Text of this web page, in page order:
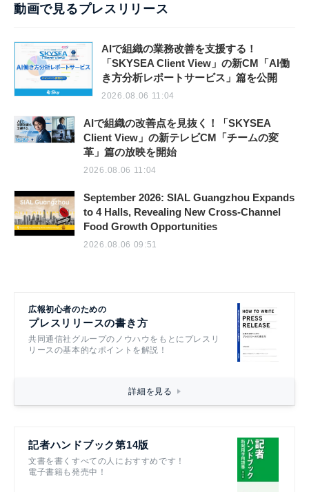
動画で見るプレスリリース
AIで組織の業務改善を支援する！
「SKYSEA Client View」の新CM「AI働
き方分析レポートサービス」篇を公開
2026.08.06 11:04
AIで組織の改善点を見抜く！「SKYSEA
Client View」の新テレビCM「チームの変
革」篇の放映を開始
2026.08.06 11:04
September 2026: SIAL Guangzhou Expands
to 4 Halls, Revealing New Cross-Channel
Food Growth Opportunities
2026.08.06 09:51
広報初心者のための
プレスリリースの書き方
共同通信社グループのノウハウをもとにプレスリ
リースの基本的なポイントを解説！
詳細を見る
記者ハンドブック第14版
文書を書くすべての人におすすめです！
電子書籍も発売中！